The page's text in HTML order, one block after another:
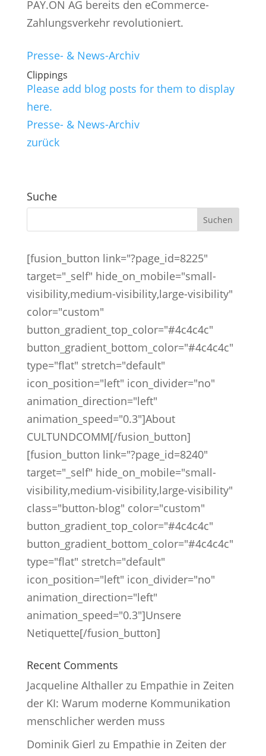
PAY.ON AG bereits den eCommerce-
Zahlungsverkehr revolutioniert.
Presse- & News-Archiv
Clippings
Please add blog posts for them to display
here.
Presse- & News-Archiv
zurück
Suche
[fusion_button link="?page_id=8225"
target="_self" hide_on_mobile="small-
visibility,medium-visibility,large-visibility"
color="custom"
button_gradient_top_color="#4c4c4c"
button_gradient_bottom_color="#4c4c4c"
type="flat" stretch="default"
icon_position="left" icon_divider="no"
animation_direction="left"
animation_speed="0.3"]About
CULTUNDCOMM[/fusion_button]
[fusion_button link="?page_id=8240"
target="_self" hide_on_mobile="small-
visibility,medium-visibility,large-visibility"
class="button-blog" color="custom"
button_gradient_top_color="#4c4c4c"
button_gradient_bottom_color="#4c4c4c"
type="flat" stretch="default"
icon_position="left" icon_divider="no"
animation_direction="left"
animation_speed="0.3"]Unsere
Netiquette[/fusion_button]
Recent Comments
Jacqueline Althallerzu Empathie in Zeiten
der KI: Warum moderne Kommunikation
menschlicher werden muss
Dominik Gierl zu Empathie in Zeiten der